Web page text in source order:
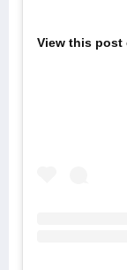
View this post